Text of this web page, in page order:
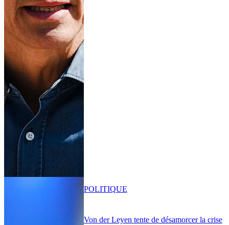
Von der Leyen tente de désamorcer la crise
POLITIQUE